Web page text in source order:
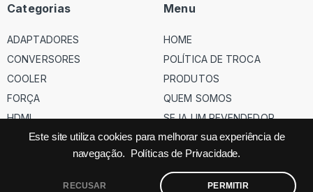
Este site utiliza cookies para melhorar sua experiência de
navegação.
Políticas de Privacidade.
RECUSAR PERMITIR
Categorias
ADAPTADORES
CONVERSORES
COOLER
FORÇA
HDMI
Menu
HOME
POLÍTICA DE TROCA
PRODUTOS
QUEM SOMOS
SEJA UM REVENDEDOR